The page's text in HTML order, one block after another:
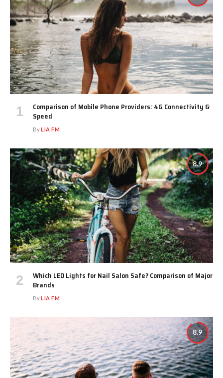
Comparison of Mobile Phone Providers: 4G Connectivity &
Speed
ByLIA FM
8.9
Which LED Lights for Nail Salon Safe? Comparison of Major
Brands
ByLIA FM
8.9